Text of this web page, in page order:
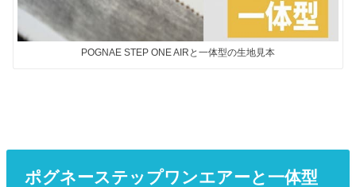
POGNAE STEP ONE AIRと一体型の生地見本
ポグネーステップワンエアーと一体型